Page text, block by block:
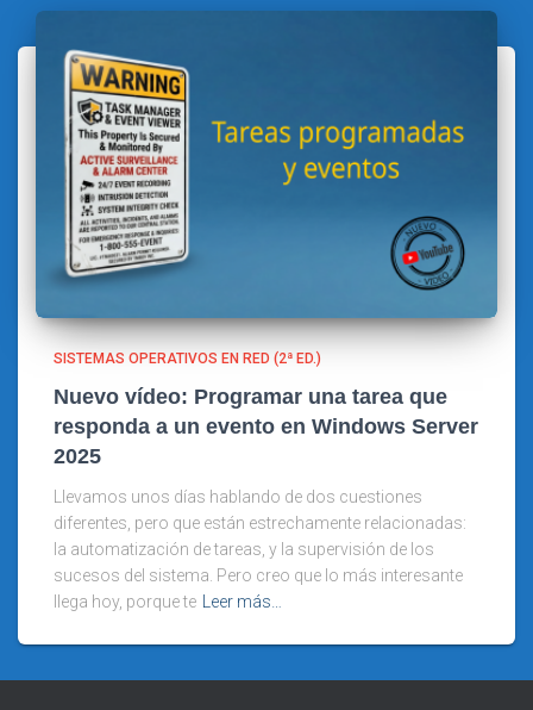
SISTEMAS OPERATIVOS EN RED (2ª ED.)
Nuevo vídeo: Programar una tarea que
responda a un evento en Windows Server
2025
Llevamos unos días hablando de dos cuestiones
diferentes, pero que están estrechamente relacionadas:
la automatización de tareas, y la supervisión de los
sucesos del sistema. Pero creo que lo más interesante
llega hoy, porque te Leer más…